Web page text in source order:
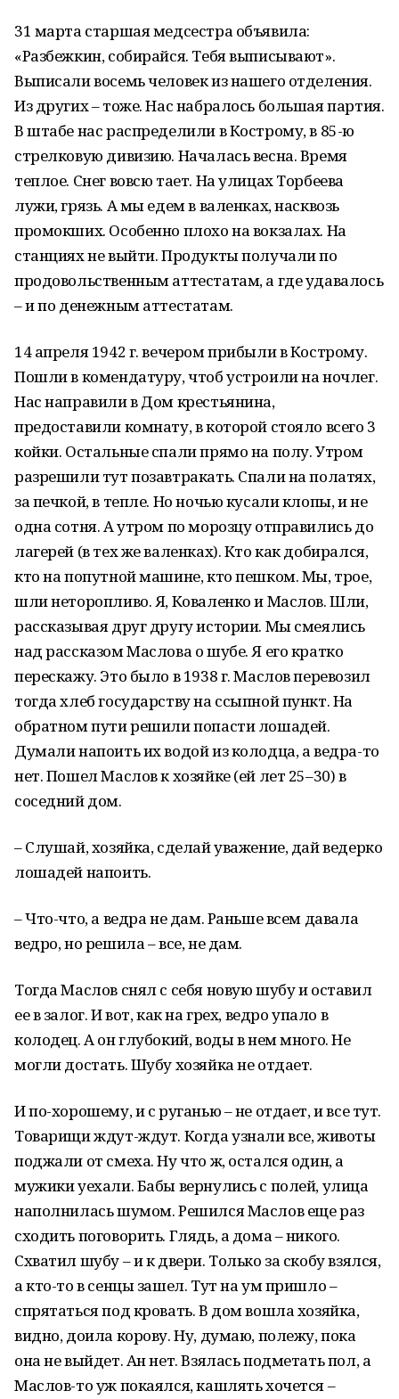
31 марта старшая медсестра объявила:
«Разбежкин, собирайся. Тебя выписывают».
Выписали восемь человек из нашего отделения.
Из других – тоже. Нас набралось большая партия.
В штабе нас распределили в Кострому, в 85-ю
стрелковую дивизию. Началась весна. Время
теплое. Снег вовсю тает. На улицах Торбеева
лужи, грязь. А мы едем в валенках, насквозь
промокших. Особенно плохо на вокзалах. На
станциях не выйти. Продукты получали по
продовольственным аттестатам, а где удавалось
– и по денежным аттестатам.
14 апреля 1942 г. вечером прибыли в Кострому.
Пошли в комендатуру, чтоб устроили на ночлег.
Нас направили в Дом крестьянина,
предоставили комнату, в которой стояло всего 3
койки. Остальные спали прямо на полу. Утром
разрешили тут позавтракать. Спали на полатях,
за печкой, в тепле. Но ночью кусали клопы, и не
одна сотня. А утром по морозцу отправились до
лагерей (в тех же валенках). Кто как добирался,
кто на попутной машине, кто пешком. Мы, трое,
шли неторопливо. Я, Коваленко и Маслов. Шли,
рассказывая друг другу истории. Мы смеялись
над рассказом Маслова о шубе. Я его кратко
перескажу. Это было в 1938 г. Маслов перевозил
тогда хлеб государству на ссыпной пункт. На
обратном пути решили попасти лошадей.
Думали напоить их водой из колодца, а ведра-то
нет. Пошел Маслов к хозяйке (ей лет 25–30) в
соседний дом.
– Слушай, хозяйка, сделай уважение, дай ведерко
лошадей напоить.
– Что-что, а ведра не дам. Раньше всем давала
ведро, но решила – все, не дам.
Тогда Маслов снял с себя новую шубу и оставил
ее в залог. И вот, как на грех, ведро упало в
колодец. А он глубокий, воды в нем много. Не
могли достать. Шубу хозяйка не отдает.
И по-хорошему, и с руганью – не отдает, и все тут.
Товарищи ждут-ждут. Когда узнали все, животы
поджали от смеха. Ну что ж, остался один, а
мужики уехали. Бабы вернулись с полей, улица
наполнилась шумом. Решился Маслов еще раз
сходить поговорить. Глядь, а дома – никого.
Схватил шубу – и к двери. Только за скобу взялся,
а кто-то в сенцы зашел. Тут на ум пришло –
спрятаться под кровать. В дом вошла хозяйка,
видно, доила корову. Ну, думаю, полежу, пока
она не выйдет. Ан нет. Взялась подметать пол, а
Маслов-то уж покаялся, кашлять хочется –